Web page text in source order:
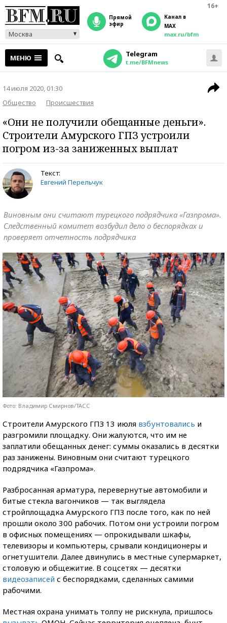
16+
Москва
прямой
эфир
Канал в
MAX
max.ru/bfm
МЕНЮ Telegram
t.me/BFMnews
14 июля 2020, 01:30
Общество
Происшествия
«Они не получили обещанные деньги».
Строители Амурского ГПЗ устроили
погром из-за заниженных выплат
Текст:
Евгений Перельчук
Виновным они считают турецкого подрядчика «Газпрома».
Следственный комитет возбудил дело о беспорядках и
проверяет отчетность подрядчика
Фото: Владимир Смирнов/ТАСС
Строители Амурского ГПЗ 13 июля взбунтовались и
разгромили площадку. Они жалуются, что им не
заплатили обещанных денег: суммы оказались в десятки
раз занижены. Виновным они считают турецкого
подрядчика «Газпрома».
Разбросанная арматура, перевернутые автомобили и
битые стекла вагончиков — так выглядела
стройплощадка Амурского ГПЗ после того, как по ней
прошли около 300 рабочих. Потом они устроили погром
в офисных помещениях — опрокидывали шкафы,
телевизоры и компьютеры, срывали кондиционеры и
огнетушители. Далее двинулись в местные супермаркет,
столовую и общежитие. В соцсетях — десятки
видеозаписей с беспорядками, сделанных самими
рабочими.
Местная охрана унимать толпу не рискнула, пришлось